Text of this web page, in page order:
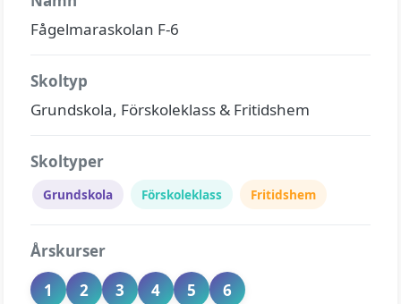
Fågelmaraskolan F-6
Skoltyp
Grundskola, Förskoleklass & Fritidshem
Skoltyper
Grundskola Förskoleklass Fritidshem
Årskurser
1
2 3 4 5 6